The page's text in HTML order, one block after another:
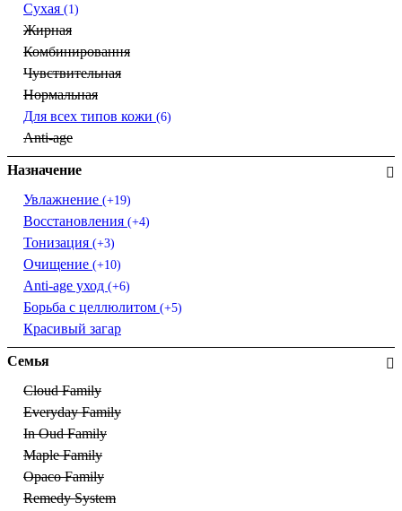
Сухая (1)
Жирная
Комбинировання
Чувствительная
Нормальная
Для всех типов кожи (6)
Anti-age
Назначение
Увлажнение (+19)
Восстановления (+4)
Тонизация (+3)
Очищение (+10)
Anti-age уход (+6)
Борьба с целлюлитом (+5)
Красивый загар
Семья
Cloud Family
Everyday Family
In Oud Family
Maple Family
Opaco Family
Remedy System